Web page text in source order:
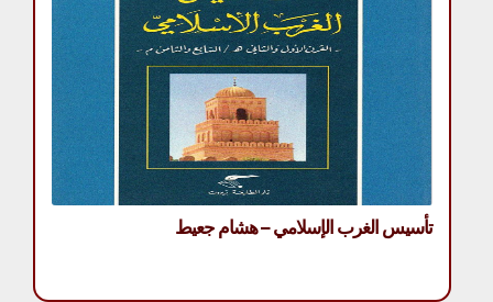
تأسيس الغرب الإسلامي – هشام جعيط